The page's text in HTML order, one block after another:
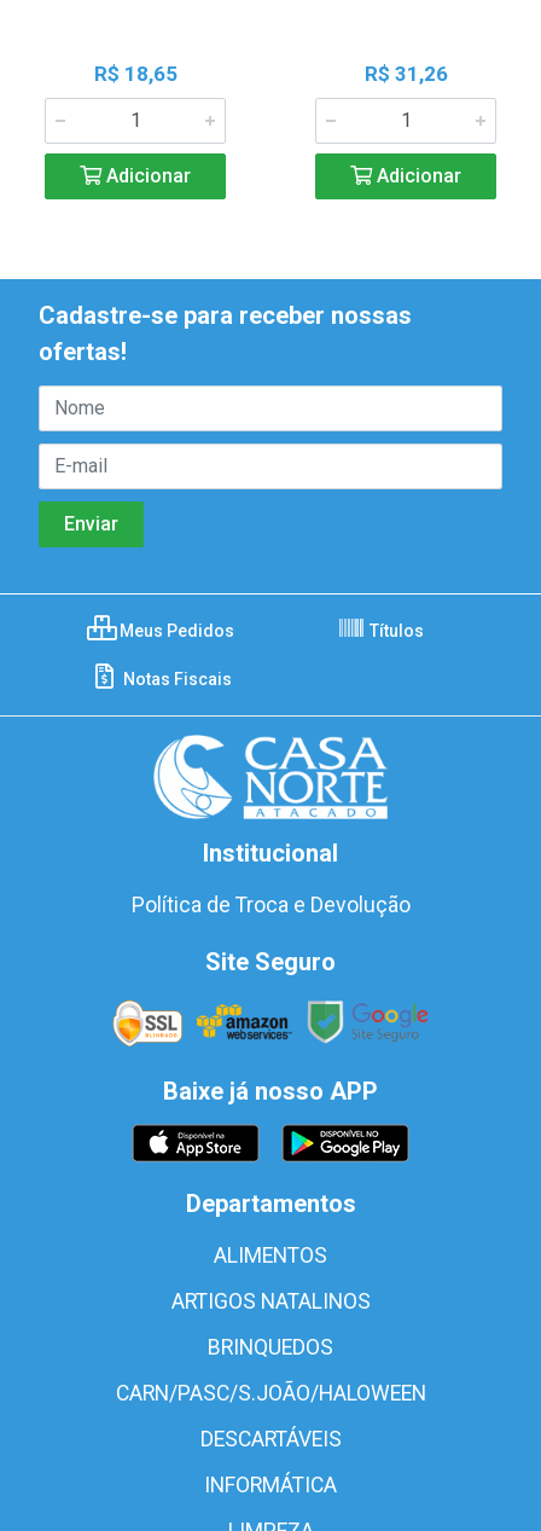
R$ 18,65
Adicionar
R$ 31,26
Adicionar
Cadastre-se para receber nossas
ofertas!
Meus Pedidos Títulos
Notas Fiscais
Institucional
Política de Troca e Devolução
Site Seguro
Baixe já nosso APP
Departamentos
ALIMENTOS
ARTIGOS NATALINOS
BRINQUEDOS
CARN/PASC/S.JOÃO/HALOWEEN
DESCARTÁVEIS
INFORMÁTICA